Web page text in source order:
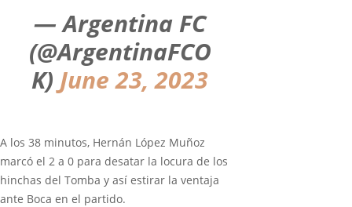
— Argentina FC
(@ArgentinaFCO
K) June 23, 2023
A los 38 minutos, Hernán López Muñoz
marcó el 2 a 0 para desatar la locura de los
hinchas del Tomba y así estirar la ventaja
ante Boca en el partido.